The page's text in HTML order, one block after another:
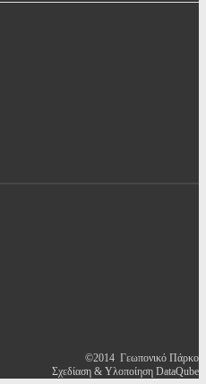
©2014 Γεωπονικό Πάρκο
Σχεδίαση & Υλοποίηση DataQube